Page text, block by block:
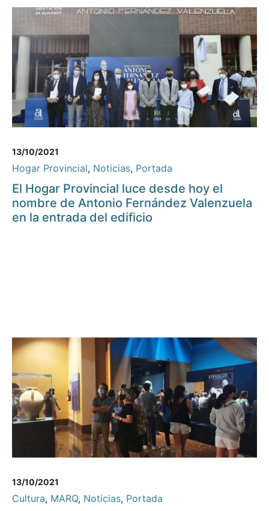
13/10/2021
Hogar Provincial, Noticias, Portada
El Hogar Provincial luce desde hoy el
nombre de Antonio Fernández Valenzuela
en la entrada del edificio
13/10/2021
Cultura, MARQ, Noticias, Portada